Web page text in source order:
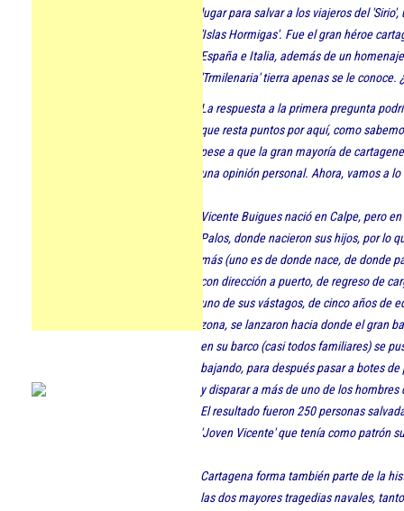
lugar para salvar a los viajeros del
'Islas Hormigas'. Fue el gran héroe
España e Italia, además de un
'Trmilenaria' tierra apenas se le conoce.
La respuesta a la primera pregunta
que resta puntos por aquí, como
pese a que la gran mayoría de
una opinión personal. Ahora, vamos a
Vicente Buigues nació en Calpe, pero
Palos, donde nacieron sus hijos, por lo
más (uno es de donde nace, de donde
con dirección a puerto, de regreso de
uno de sus vástagos, de cinco años de
zona, se lanzaron hacia donde el gran
en su barco (casi todos familiares) se
bajando, para después pasar a botes
y disparar a más de uno de los
El resultado fueron 250 personas
'Joven Vicente' que tenía como patrón
Cartagena forma también parte de la
las dos mayores tragedias navales,